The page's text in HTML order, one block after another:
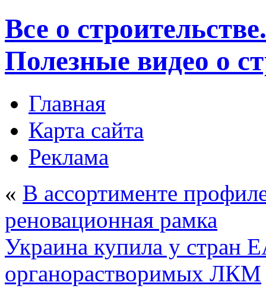
Все о
Полезные видео о
Главная
Карта сайта
Реклама
« В ассортименте
реновационная рамка
Украина купила у стран
органорастворимых ЛКМ